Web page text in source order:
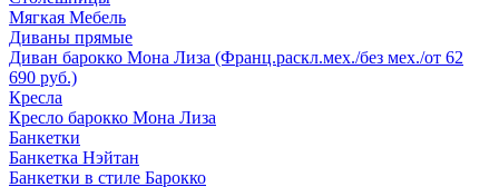
Мягкая Мебель
Диваны прямые
Диван барокко Мона Лиза (Франц.раскл.мех./без мех./от 62
690 руб.)
Кресла
Кресло барокко Мона Лиза
Банкетки
Банкетка Нэйтан
Банкетки в стиле Барокко